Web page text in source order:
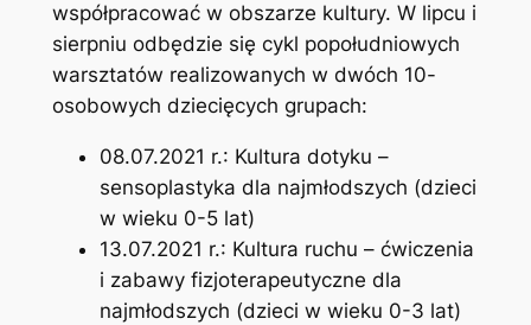
współpracować w obszarze kultury. W lipcu i
sierpniu odbędzie się cykl popołudniowych
warsztatów realizowanych w dwóch 10-
osobowych dziecięcych grupach:
08.07.2021 r.: Kultura dotyku –
sensoplastyka dla najmłodszych (dzieci
w wieku 0-5 lat)
13.07.2021 r.: Kultura ruchu – ćwiczenia
i zabawy fizjoterapeutyczne dla
najmłodszych (dzieci w wieku 0-3 lat)